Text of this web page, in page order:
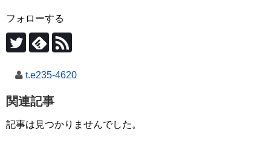
フォローする
t.e235-4620
関連記事
記事は見つかりませんでした。